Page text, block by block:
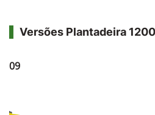
Versões Plantadeira 1200